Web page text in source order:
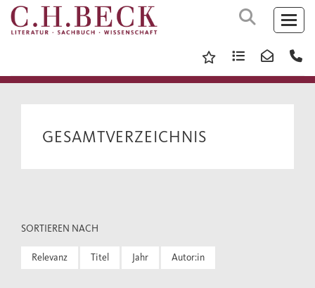
GESAMTVERZEICHNIS
SORTIEREN NACH
Relevanz Titel Jahr Autor:in